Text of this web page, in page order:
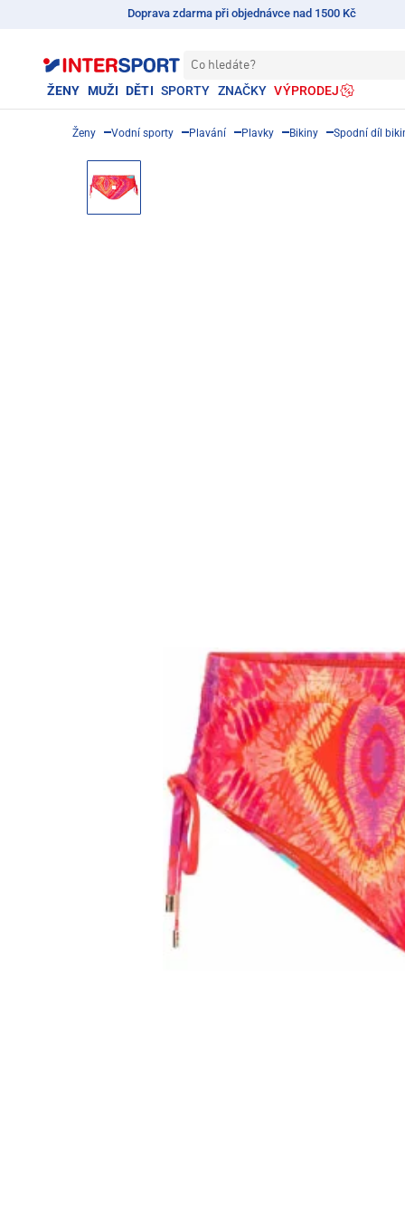
Doprava zdarma při objednávce nad 1500 Kč
Co hledáte?
ŽENY MUŽI DĚTI SPORTY ZNAČKY VÝPRODEJ
Ženy Vodní sporty Plavání Plavky Bikiny Spodní díl